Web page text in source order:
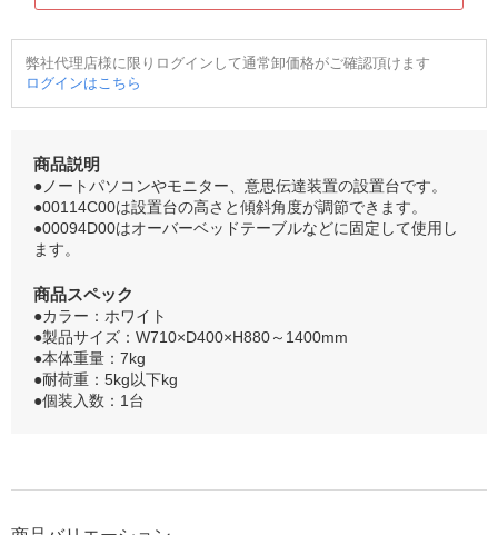
弊社代理店様に限りログインして通常卸価格がご確認頂けます
ログインはこちら
商品説明
●ノートパソコンやモニター、意思伝達装置の設置台です。
●00114C00は設置台の高さと傾斜角度が調節できます。
●00094D00はオーバーベッドテーブルなどに固定して使用し
ます。
商品スペック
●カラー：ホワイト
●製品サイズ：W710×D400×H880～1400mm
●本体重量：7kg
●耐荷重：5kg以下kg
●個装入数：1台